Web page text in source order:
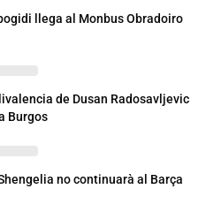
llega al Monbus Obradoiro
de Dusan Radosavljevic
Burgos
no continuarà al Barça